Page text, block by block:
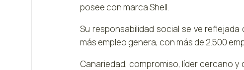
posee con marca Shell.
Su responsabilidad social se ve
más empleo genera, con más de 2.500
Canariedad, compromiso, líder cercano